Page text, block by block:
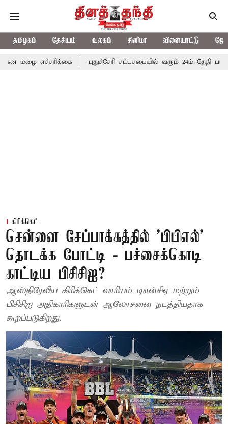
தமிழகம் தேசியம் உலகம் சினிமா விளையாட்டு
புதுச்சேரி சட்டசபையில் வரும் 24ம் தேதி பட்ஜெட்
கிரிக்கெட்
சென்னை சேப்பாக்கத்தில் 'பிபிஎல்'
தொடக்க போட்டி - பச்சைக்கொடி
காட்டிய பிசிசிஐ?
ஆஸ்திரேலிய கிரிக்கெட் வாரியம் டிஎன்சிஏ மற்றும்
பிசிசிஐ அதிகாரிகளுடன் ஆலோசனை நடத்தியதாக
கூறப்படுகிறது.